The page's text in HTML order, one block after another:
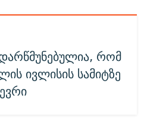
რომ
ივლისის სამიტზე